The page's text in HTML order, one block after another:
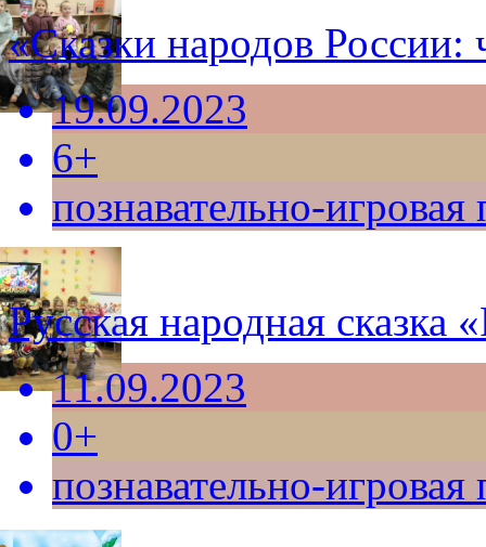
«Сказки народов России:
19.09.2023
6+
познавательно-
Русская народная сказка
11.09.2023
0+
познавательно-